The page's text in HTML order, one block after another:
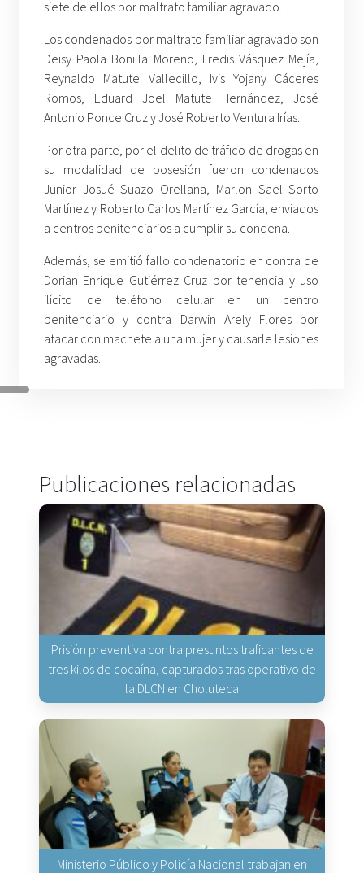
siete de ellos por maltrato familiar agravado.
Los condenados por maltrato familiar agravado son
Deisy Paola Bonilla Moreno, Fredis Vásquez Mejía,
Reynaldo Matute Vallecillo, Ivis Yojany Cáceres
Romos, Eduard Joel Matute Hernández, José
Antonio Ponce Cruz y José Roberto Ventura Irías.
Por otra parte, por el delito de tráfico de drogas en
su modalidad de posesión fueron condenados
Junior Josué Suazo Orellana, Marlon Sael Sorto
Martínez y Roberto Carlos Martínez García, enviados
a centros penitenciarios a cumplir su condena.
Además, se emitió fallo condenatorio en contra de
Dorian Enrique Gutiérrez Cruz por tenencia y uso
ilícito de teléfono celular en un centro
penitenciario y contra Darwin Arely Flores por
atacar con machete a una mujer y causarle lesiones
agravadas.
Publicaciones relacionadas
Prisión preventiva contra presuntos traficantes de
tres kilos de cocaína, capturados tras operativo de
la DLCN en Choluteca
Ministerio Público y Policía Nacional trabajan en